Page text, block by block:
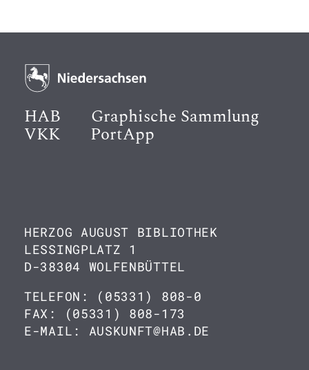
HAB Graphische Sammlung
VKK PortApp
HERZOG AUGUST BIBLIOTHEK
LESSINGPLATZ 1
D-38304 WOLFENBÜTTEL
TELEFON: (05331) 808-0
FAX: (05331) 808-173
E-MAIL: AUSKUNFT@HAB.DE